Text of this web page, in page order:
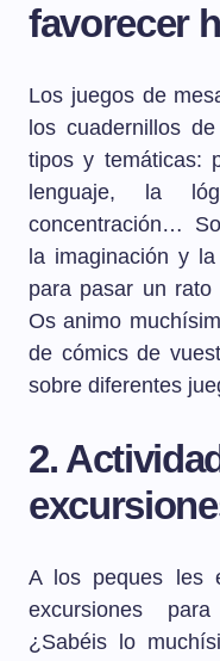
favorecer
Los juegos de
los cuadernillos
tipos y temáticas:
lenguaje, la
concentración…
la imaginación y
para pasar un
Os animo
de cómics de
sobre diferentes
2.
A los peques les
excursiones
¿Sabéis lo